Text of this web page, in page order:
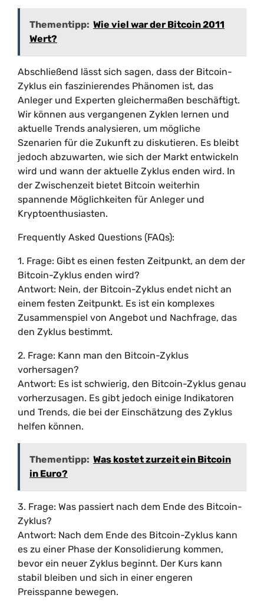
Thementipp: Wie viel war der Bitcoin 2011
Wert?
Abschließend lässt sich sagen, dass der Bitcoin-
Zyklus ein faszinierendes Phänomen ist, das
Anleger und Experten gleichermaßen beschäftigt.
Wir können aus vergangenen Zyklen lernen und
aktuelle Trends analysieren, um mögliche
Szenarien für die Zukunft zu diskutieren. Es bleibt
jedoch abzuwarten, wie sich der Markt entwickeln
wird und wann der aktuelle Zyklus enden wird. In
der Zwischenzeit bietet Bitcoin weiterhin
spannende Möglichkeiten für Anleger und
Kryptoenthusiasten.
Frequently Asked Questions (FAQs):
1. Frage: Gibt es einen festen Zeitpunkt, an dem der
Bitcoin-Zyklus enden wird?
Antwort: Nein, der Bitcoin-Zyklus endet nicht an
einem festen Zeitpunkt. Es ist ein komplexes
Zusammenspiel von Angebot und Nachfrage, das
den Zyklus bestimmt.
2. Frage: Kann man den Bitcoin-Zyklus
vorhersagen?
Antwort: Es ist schwierig, den Bitcoin-Zyklus genau
vorherzusagen. Es gibt jedoch einige Indikatoren
und Trends, die bei der Einschätzung des Zyklus
helfen können.
Thementipp: Was kostet zurzeit ein Bitcoin
in Euro?
3. Frage: Was passiert nach dem Ende des Bitcoin-
Zyklus?
Antwort: Nach dem Ende des Bitcoin-Zyklus kann
es zu einer Phase der Konsolidierung kommen,
bevor ein neuer Zyklus beginnt. Der Kurs kann
stabil bleiben und sich in einer engeren
Preisspanne bewegen.